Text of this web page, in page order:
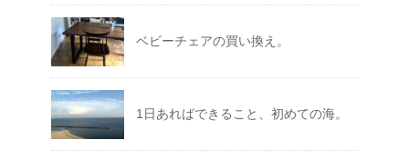
ベビーチェアの買い換え。
1日あればできること、初めての海。